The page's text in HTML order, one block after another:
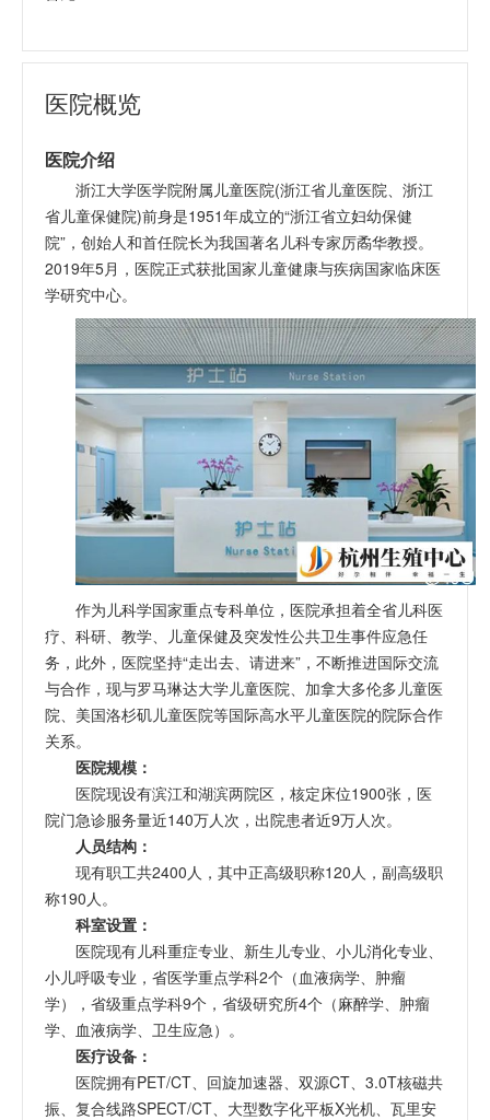
医院概览
医院介绍
浙江大学医学院附属儿童医院(浙江省儿童医院、浙江
省儿童保健院)前身是1951年成立的“浙江省立妇幼保健
院”，创始人和首任院长为我国著名儿科专家厉矞华教授。
2019年5月，医院正式获批国家儿童健康与疾病国家临床医
学研究中心。
作为儿科学国家重点专科单位，医院承担着全省儿科医
疗、科研、教学、儿童保健及突发性公共卫生事件应急任
务，此外，医院坚持“走出去、请进来”，不断推进国际交流
与合作，现与罗马琳达大学儿童医院、加拿大多伦多儿童医
院、美国洛杉矶儿童医院等国际高水平儿童医院的院际合作
关系。
医院规模：
医院现设有滨江和湖滨两院区，核定床位1900张，医
院门急诊服务量近140万人次，出院患者近9万人次。
人员结构：
现有职工共2400人，其中正高级职称120人，副高级职
称190人。
科室设置：
医院现有儿科重症专业、新生儿专业、小儿消化专业、
小儿呼吸专业，省医学重点学科2个（血液病学、肿瘤
学），省级重点学科9个，省级研究所4个（麻醉学、肿瘤
学、血液病学、卫生应急）。
医疗设备：
医院拥有PET/CT、回旋加速器、双源CT、3.0T核磁共
振、复合线路SPECT/CT、大型数字化平板X光机、瓦里安